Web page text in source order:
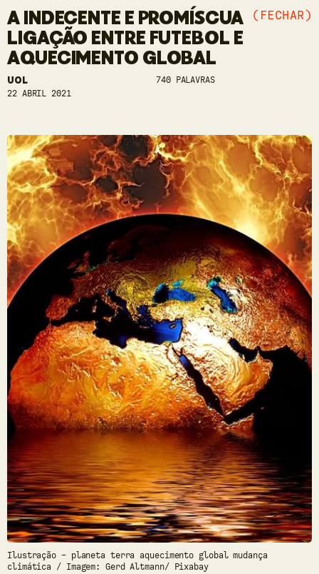
(FECHAR)
A INDECENTE E PROMÍSCUA
LIGAÇÃO ENTRE FUTEBOL E
AQUECIMENTO GLOBAL
UOL
22 ABRIL 2021
740 PALAVRAS
Ilustração - planeta terra aquecimento global mudança
climática / Imagem: Gerd Altmann/ Pixabay